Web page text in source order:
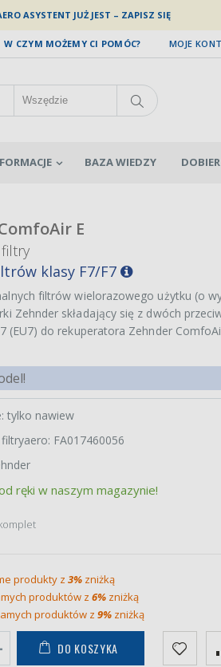
ASYSTENT JUŻ JEST – ZAPISZ SIĘ
MOJE
W CZYM MOŻEMY CI POMÓC?
BAZA WIEDZY
E
klasy F7/F7
filtrów wielorazowego użytku (o
Zehnder składający się z dwóch
(EU7) do rekuperatora Zehnder
tylko nawiew
FA017460056
ręki w naszym magazynie!
produkty z 3%zniżką
produktów z 6%zniżką
produktów z 9%zniżką
DO KOSZYKA